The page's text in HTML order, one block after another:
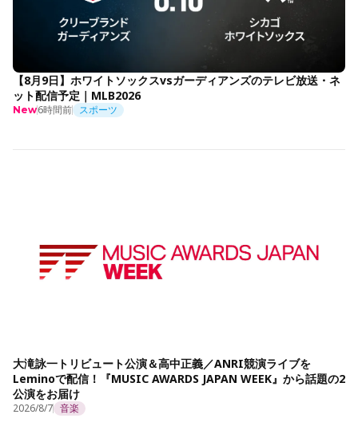
【8月9日】ホワイトソックスvsガーディアンズのテレビ放送・ネ
ット配信予定｜MLB2026
New6時間前 スポーツ
大滝詠一トリビュート公演＆高中正義／ANRI競演ライブを
Leminoで配信！『MUSIC AWARDS JAPAN WEEK』から話題の2
公演をお届け
2026/8/7 音楽